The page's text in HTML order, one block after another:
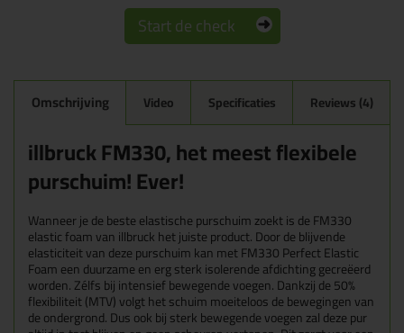
Start de check
Omschrijving Video Specificaties Reviews (4)
illbruck FM330, het meest flexibele
purschuim! Ever!
Wanneer je de beste elastische purschuim zoekt is de FM330
elastic foam van illbruck het juiste product. Door de blijvende
elasticiteit van deze purschuim kan met FM330 Perfect Elastic
Foam een duurzame en erg sterk isolerende afdichting gecreëerd
worden. Zélfs bij intensief bewegende voegen.Dankzij de 50%
flexibiliteit (MTV) volgt het schuim moeiteloos de bewegingen van
de ondergrond.Dus ook bij sterk bewegende voegen zal deze pur